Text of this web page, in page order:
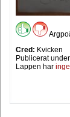
Cred: Kvicken
Publicerat under
Lappen har